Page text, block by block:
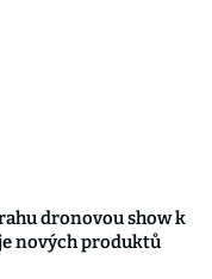
dronovou show k
nových produktů